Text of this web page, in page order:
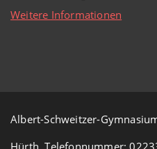
Weitere Informationen
Albert-Schweitzer-
Hürth, Telefonnummer: